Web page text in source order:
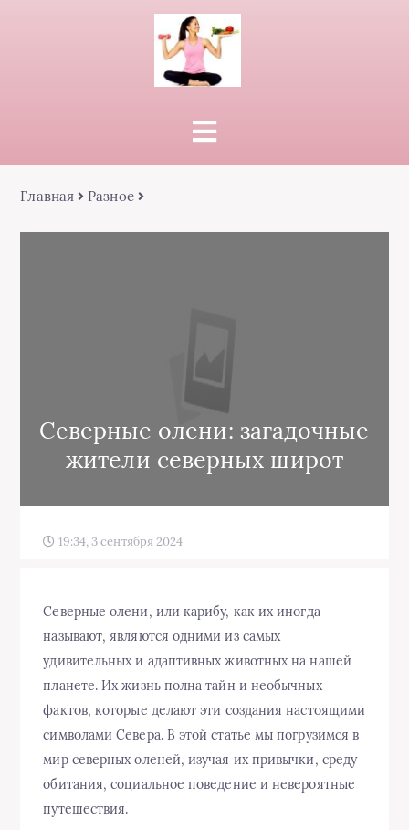
Главная Разное
Северные олени: загадочные
жители северных широт
19:34, 3 сентября 2024
Северные олени, или карибу, как их иногда
называют, являются одними из самых
удивительных и адаптивных животных на нашей
планете. Их жизнь полна тайн и необычных
фактов, которые делают эти создания настоящими
символами Севера. В этой статье мы погрузимся в
мир северных оленей, изучая их привычки, среду
обитания, социальное поведение и невероятные
путешествия.